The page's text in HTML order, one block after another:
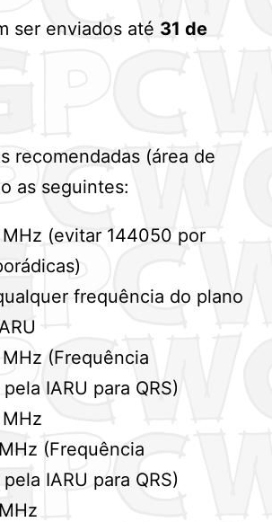
ser enviados até 31 de
recomendadas (área de
as seguintes:
(evitar 144050 por
frequência do plano
(Frequência
IARU para QRS)
(Frequência
IARU para QRS)